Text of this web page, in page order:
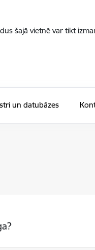
šajā vietnē var tikt
un datubāzes